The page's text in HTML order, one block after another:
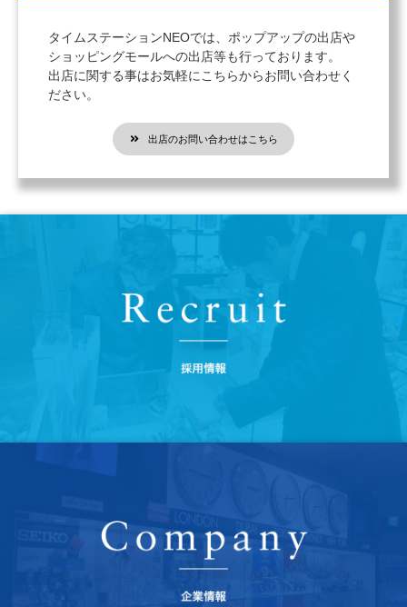
タイムステーションNEOでは、ポップアップの出店や
ショッピングモールへの出店等も行っております。
出店に関する事はお気軽にこちらからお問い合わせく
ださい。
出店のお問い合わせはこちら